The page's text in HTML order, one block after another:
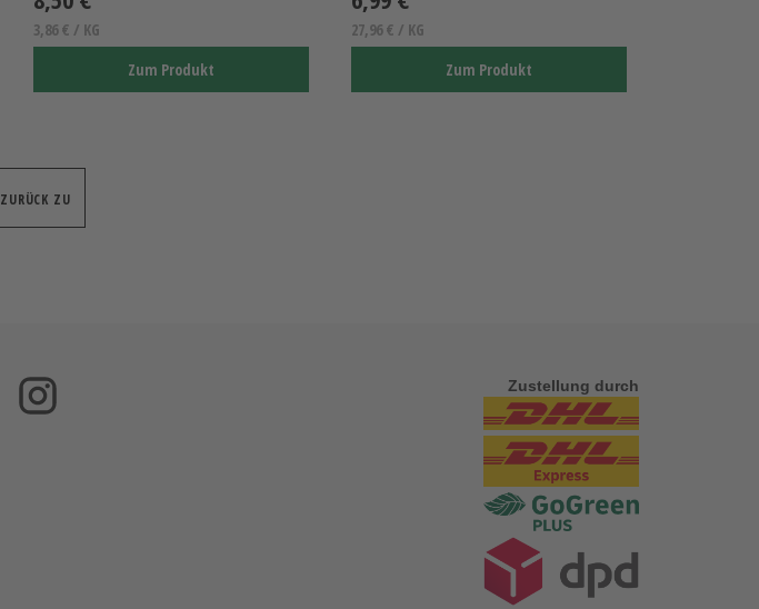
3,86 € / KG
Zum Produkt
27,96 € / KG
Zum Produkt
ZURÜCK ZU
Facebook Zustellung durch